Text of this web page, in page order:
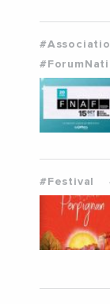
#Festival